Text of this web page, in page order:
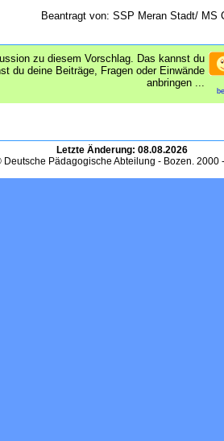
Beantragt von: SSP Meran Stadt/ MS
zu diesem Vorschlag. Das kannst du
du deine Beiträge, Fragen oder Einwände
anbringen ...
Letzte Änderung: 08.08.2026
Deutsche Pädagogische Abteilung - Bozen. 2000